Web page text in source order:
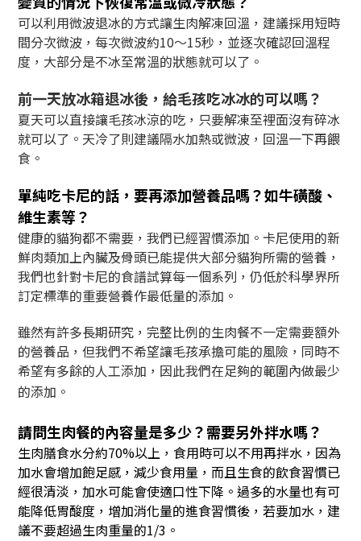
可以利用微波退冰的方式讓生肉解凍回溫，建議採用短時
間分次微波，每次微波約10～15秒，並逐次確認回溫程
度，大部分是不冰至常溫的狀態就可以了。
前一天放冰箱退冰後，給毛孩吃冰冰的可以嗎？
夏天可以直接讓毛孩冰涼的吃，只要解凍至裡面沒有碎冰
就可以了。天冷了則建議隔水加熱或微波，回溫一下再餵
食。
單純吃卡尼的話，要再添加營養品嗎？如牛磺酸、
維生素等？
健康的貓狗都不需要，我們已經習慣添加。卡尼使用的新
鮮肉類加上內臟及骨頭已能提供大部分貓狗所需的營養，
我們也針對卡尼的食譜試算每一個系列，仍低於科學界所
訂定標準的重要營養作最低量的添加。
雖然有許多長期研究，完整比例的生肉餐不一定需要額外
的營養品，但我們不希望讓毛孩承擔可能的風險，同時不
希望有多餘的人工添加，因此我們在足夠的範圍內做最少
的添加。
請問生肉餐的內容量是多少？需要另外拌水嗎？
生肉膳食水分約70%以上，食用時可以不用再拌水，因為
加水會增加飽足感，減少食用量，而且生食的飲食習慣已
經很清淡，加水可能會使適口性下降。過多的水量也有可
能降低胃酸度，增加消化量的進食習慣後，若要加水，建
議不要超過生肉重量的1/3。